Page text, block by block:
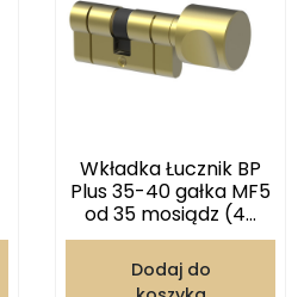
Wkładka Łucznik BP
Plus 35-40 gałka MF5
od 35 mosiądz (4...
Dodaj do